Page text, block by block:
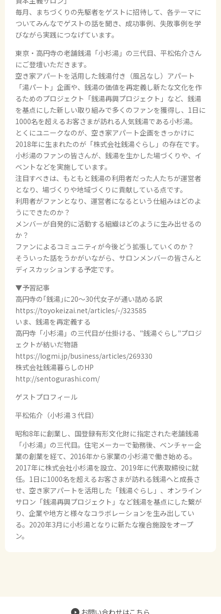
毎月、まちづくりの先駆者をゲストに招待して、各テーマに
ついてみんなでゲストの話を聞き、成功事例、失敗事例を学
びながら実践につなげています。
東京・高円寺の老舗銭湯「小杉湯」の三代目、平松佑介さん
にご登壇いただきます。
空き家アパートを活用した銭湯付き（風呂なし）アパート
「湯パート」企画や、銭湯の価値を再定義し新たな文化を作
るためのプロジェクト「銭湯再興プロジェクト」など、銭湯
を基点にした新しい取り組みで多くのファンを獲得し、1日に
1000名を超えるお客さまが訪れる人気銭湯である小杉湯。
とくにユニークなのが、空き家アパート企画をきっかけに
2018年に生まれたのが「株式会社銭湯ぐらし」の存在です。
小杉湯のファンの皆さんが、銭湯を生かした場づくりや、イ
ベントなどを実施しています。
注目すべきは、もともと銭湯の利用者だった人たちが運営者
となり、場づくりや地域づくりに貢献している点です。
利用者がファンとなり、運営者になるという仕組みはどのよ
うにできたのか？
メンバーが自発的に活動する組織はどのように生み出せるの
か？
ファンによるコミュニティが今後どう拡張していくのか？
そういった話をうかがいながら、サロンメンバーの皆さんと
ディスカッションする予定です。
▼予習記事
高円寺の｢銭湯｣に20～30代女子が通い詰める訳
https://toyokeizai.net/articles/-/323585
いま、銭湯を再定義する
高円寺「小杉湯」の三代目が仕掛ける、"銭湯ぐらし"プロジ
ェクトが紡いだ物語
https://logmi.jp/business/articles/269330
株式会社銭湯暮らしのHP
http://sentogurashi.com/
ゲストプロフィール
平松佑介（小杉湯３代目）
昭和8年に創業し、国登録有形文化財に指定された老舗銭湯
「小杉湯」の三代目。住宅メーカーで勤務後、ベンチャー企
業の創業を経て、2016年から家業の小杉湯で働き始める。
2017年に株式会社小杉湯を設立、2019年に代表取締役に就
任。1日に1000名を超えるお客さまが訪れる銭湯へと成長さ
せ、空き家アパートを活用した「銭湯ぐらし」、オンライン
サロン「銭湯再興プロジェクト」など銭湯を基点にした繋が
り、企業や地方と様々なコラボレーションを生み出してい
る。2020年3月に小杉湯となりに新たな複合施設をオープ
ン。
お問い合わせはこちら